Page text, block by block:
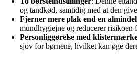
og tandkød, samtidig med at den
Fjerner mere plak end en
mundhygiejne og reducerer risikoen
Personliggørelse med
sjov for børnene, hvilket kan øge